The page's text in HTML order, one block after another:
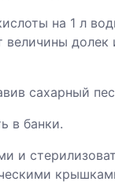
на 1 л
величины долек
сахарный
в банки.
и